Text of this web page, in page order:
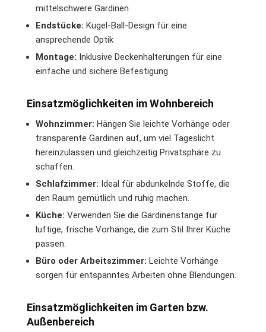
mittelschwere Gardinen
Endstücke: Kugel-Ball-Design für eine
ansprechende Optik
Montage: Inklusive Deckenhalterungen für eine
einfache und sichere Befestigung
Einsatzmöglichkeiten im Wohnbereich
Wohnzimmer: Hängen Sie leichte Vorhänge oder
transparente Gardinen auf, um viel Tageslicht
hereinzulassen und gleichzeitig Privatsphäre zu
schaffen.
Schlafzimmer: Ideal für abdunkelnde Stoffe, die
den Raum gemütlich und ruhig machen.
Küche: Verwenden Sie die Gardinenstange für
luftige, frische Vorhänge, die zum Stil Ihrer Küche
passen.
Büro oder Arbeitszimmer: Leichte Vorhänge
sorgen für entspanntes Arbeiten ohne Blendungen.
Einsatzmöglichkeiten im Garten bzw.
Außenbereich